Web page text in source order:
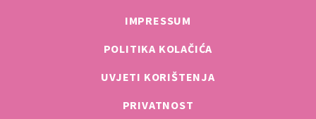
IMPRESSUM
POLITIKA KOLAČIĆA
UVJETI KORIŠTENJA
PRIVATNOST